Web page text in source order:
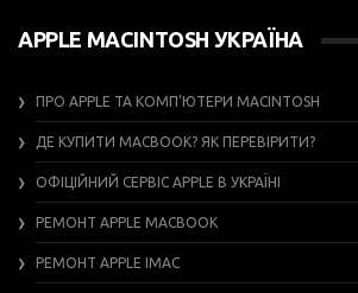
APPLE MACINTOSH УКРАЇНА
ПРО APPLE ТА КОМП’ЮТЕРИ MACINTOSH
ДЕ КУПИТИ MACBOOK? ЯК ПЕРЕВІРИТИ?
ОФІЦІЙНИЙ СЕРВІС APPLE В УКРАЇНІ
РЕМОНТ APPLE MACBOOK
РЕМОНТ APPLE IMAC